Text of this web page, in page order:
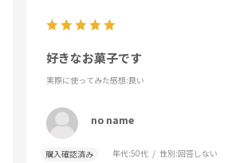
好きなお菓子です
実際に使ってみた感想:良い
no name
購入確認済み 年代:50代 性別:回答しない